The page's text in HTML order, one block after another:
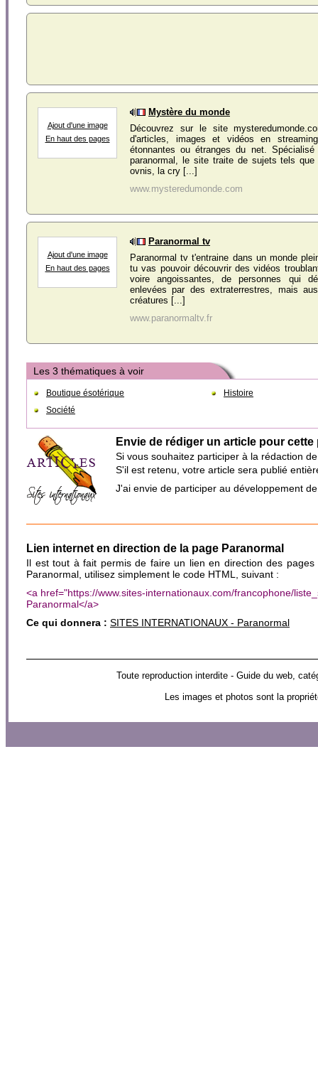
Ajout d'une image
En haut des pages
Mystère du monde
Découvrez sur le site
d'articles, images et vidéos en
étonnantes ou étranges du net.
paranormal, le site traite de sujets tels
ovnis, la cry [...]
www.mysteredumonde.com
Ajout d'une image
En haut des pages
Paranormal tv
Paranormal tv t'entraine dans un monde
tu vas pouvoir découvrir des vidéos
voire angoissantes, de personnes qui
enlevées par des extraterrestres, mais
créatures [...]
www.paranormaltv.fr
Les 3 thématiques à voir
Boutique ésotérique
Histoire
Société
Envie de rédiger un article pour cette
Si vous souhaitez participer à la rédaction
S'il est retenu, votre article sera publié
J'ai envie de participer au développement
Lien internet en direction de la page Paranormal
Il est tout à fait permis de faire un lien en direction des
Paranormal, utilisez simplement le code HTML, suivant :
<a href="https://www.sites-internationaux.com/francophone/
Paranormal</a>
Ce qui donnera : SITES INTERNATIONAUX - Paranormal
Toute reproduction interdite - Guide du web,
Les images et photos sont la